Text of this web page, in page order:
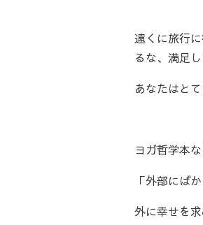
遠くに旅行
るな、満足
あなたはと
ヨガ哲学本
「外部にば
外に幸せを